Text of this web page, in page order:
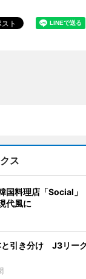
ス
国料理店「Social」
代風に
と引き分け J3リー